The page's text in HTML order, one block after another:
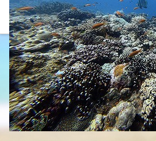
沖縄の海 BLOG